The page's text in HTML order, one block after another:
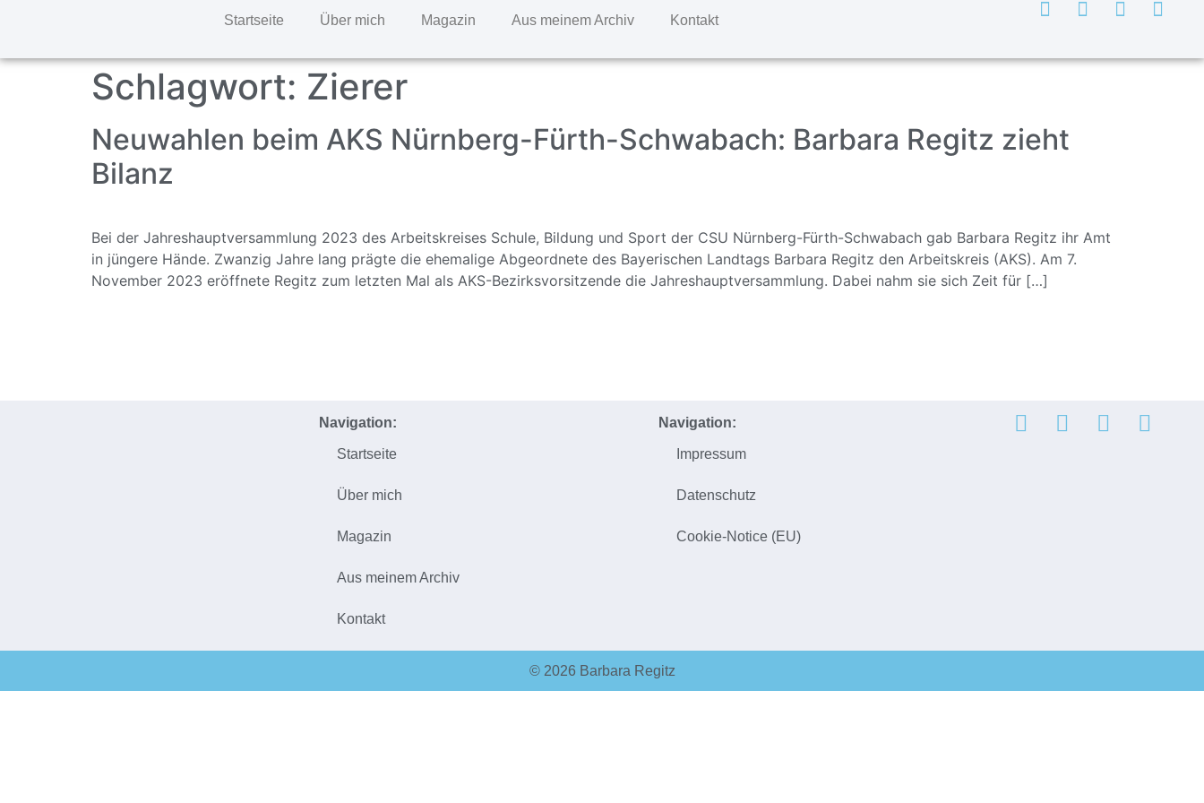
Startseite Über mich Magazin Aus meinem Archiv Kontakt
Schlagwort: Zierer
Neuwahlen beim AKS Nürnberg-Fürth-Schwabach: Barbara Regitz zieht
Bilanz
Bei der Jahreshauptversammlung 2023 des Arbeitskreises Schule, Bildung und Sport der CSU Nürnberg-Fürth-Schwabach gab Barbara Regitz ihr Amt
in jüngere Hände. Zwanzig Jahre lang prägte die ehemalige Abgeordnete des Bayerischen Landtags Barbara Regitz den Arbeitskreis (AKS). Am 7.
November 2023 eröffnete Regitz zum letzten Mal als AKS-Bezirksvorsitzende die Jahreshauptversammlung. Dabei nahm sie sich Zeit für […]
Navigation:
Startseite
Über mich
Magazin
Aus meinem Archiv
Kontakt
Navigation:
Impressum
Datenschutz
Cookie-Notice (EU)
© 2026 Barbara Regitz